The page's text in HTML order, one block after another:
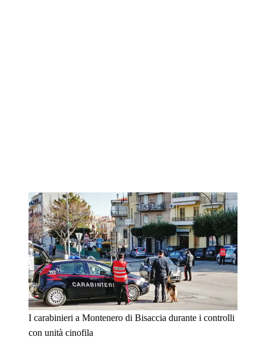
I carabinieri a Montenero di Bisaccia durante i controlli
con unità cinofila